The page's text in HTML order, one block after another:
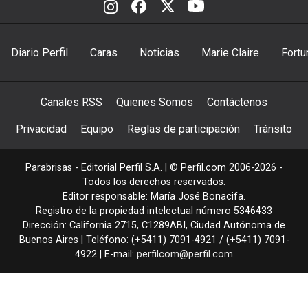
Diario Perfil Caras Noticias Marie Claire
Canales RSS Quienes Somos Contáctenos
Privacidad Equipo Reglas de participación Tránsito
Parabrisas - Editorial Perfil S.A. | © Perfil.com 2006-2026 -
Todos los derechos reservados.
Editor responsable: María José Bonacifa.
Registro de la propiedad intelectual número 5346433
Dirección: California 2715, C1289ABI , Ciudad Autónoma de
Buenos Aires | Teléfono: (+5411) 7091-4921 / (+5411) 7091-
4922 | E-mail: perfilcom@perfil.com